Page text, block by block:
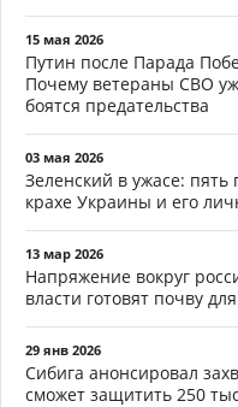
15 мая 2026
Путин после Парада
Почему ветераны СВО
боятся предательства
03 мая 2026
Зеленский в ужасе:
крахе Украины и его
13 мар 2026
Напряжение вокруг
власти готовят почву
29 янв 2026
Сибига анонсировал
сможет защитить 250